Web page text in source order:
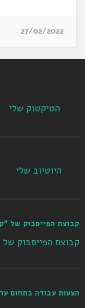
27/02/2022
הטיקטוק שלי
היוטיוב שלי
קבוצת הפייסבוק של
קבוצת הפייסבוק
הצעות עבודה בתחום